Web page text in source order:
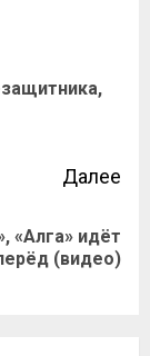
Далее
«Алга» идёт
(видео)